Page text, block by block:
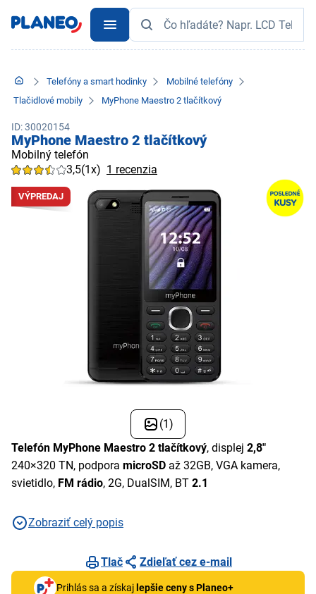
Telefóny a smart hodinky
Mobilné telefóny
Tlačidlové mobily
MyPhone Maestro 2 tlačítkový
ID: 30020154
MyPhone Maestro 2 tlačítkový
Mobilný telefón
3,5(1x) 1 recenzia
VÝPREDAJ
(1)
Telefón MyPhone Maestro 2 tlačítkový, displej 2,8"
240×320 TN, podpora microSD až 32GB, VGA kamera,
svietidlo, FM rádio, 2G, DualSIM, BT 2.1
Zobraziť celý popis
Tlač Zdieľať cez e-mail
Prihlás sa a získaj lepšie ceny s Planeo+